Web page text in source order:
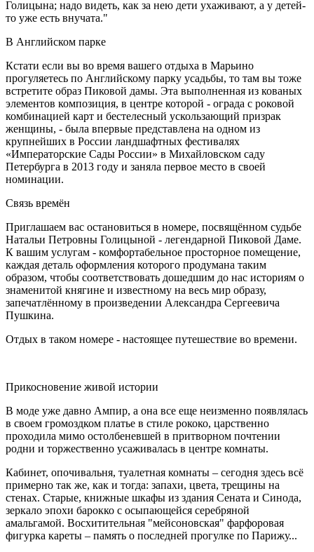
Голицына; надо видеть, как за нею дети ухаживают, а у детей-
то уже есть внучата."
В Английском парке
Кстати если вы во время вашего отдыха в Марьино
прогуляетесь по Английскому парку усадьбы, то там вы тоже
встретите образ Пиковой дамы. Эта выполненная из кованых
элементов композиция, в центре которой - ограда с роковой
комбинацией карт и бестелесный ускользающий призрак
женщины, - была впервые представлена на одном из
крупнейших в России ландшафтных фестивалях
«Императорские Сады России» в Михайловском саду
Петербурга в 2013 году и заняла первое место в своей
номинации.
Связь времён
Приглашаем вас остановиться в номере, посвящённом судьбе
Натальи Петровны Голицыной - легендарной Пиковой Даме.
К вашим услугам - комфортабельное просторное помещение,
каждая деталь оформления которого продумана таким
образом, чтобы соответствовать дошедшим до нас историям о
знаменитой княгине и известному на весь мир образу,
запечатлённому в произведении Александра Сергеевича
Пушкина.
Отдых в таком номере - настоящее путешествие во времени.
Прикосновение живой истории
В моде уже давно Ампир, а она все еще неизменно появлялась
в своем громоздком платье в стиле рококо, царственно
проходила мимо остолбеневшей в притворном почтении
родни и торжественно усаживалась в центре комнаты.
Кабинет, опочивальня, туалетная комнаты – сегодня здесь всё
примерно так же, как и тогда: запахи, цвета, трещины на
стенах. Старые, книжные шкафы из здания Сената и Синода,
зеркало эпохи барокко с осыпающейся серебряной
амальгамой. Восхитительная "мейсоновская" фарфоровая
фигурка кареты – память о последней прогулке по Парижу...